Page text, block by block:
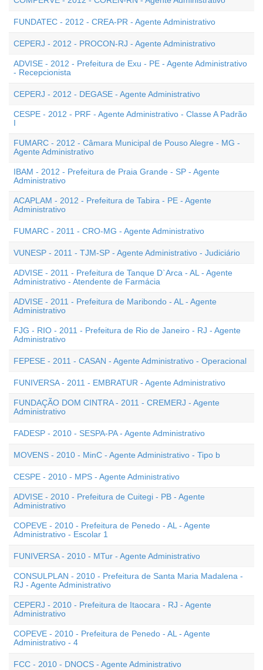
FUNDATEC - 2012 - CREA-PR - Agente Administrativo
CEPERJ - 2012 - PROCON-RJ - Agente Administrativo
ADVISE - 2012 - Prefeitura de Exu - PE - Agente Administrativo
- Recepcionista
CEPERJ - 2012 - DEGASE - Agente Administrativo
CESPE - 2012 - PRF - Agente Administrativo - Classe A Padrão
I
FUMARC - 2012 - Câmara Municipal de Pouso Alegre - MG -
Agente Administrativo
IBAM - 2012 - Prefeitura de Praia Grande - SP - Agente
Administrativo
ACAPLAM - 2012 - Prefeitura de Tabira - PE - Agente
Administrativo
FUMARC - 2011 - CRO-MG - Agente Administrativo
VUNESP - 2011 - TJM-SP - Agente Administrativo - Judiciário
ADVISE - 2011 - Prefeitura de Tanque D`Arca - AL - Agente
Administrativo - Atendente de Farmácia
ADVISE - 2011 - Prefeitura de Maribondo - AL - Agente
Administrativo
FJG - RIO - 2011 - Prefeitura de Rio de Janeiro - RJ - Agente
Administrativo
FEPESE - 2011 - CASAN - Agente Administrativo - Operacional
FUNIVERSA - 2011 - EMBRATUR - Agente Administrativo
FUNDAÇÃO DOM CINTRA - 2011 - CREMERJ - Agente
Administrativo
FADESP - 2010 - SESPA-PA - Agente Administrativo
MOVENS - 2010 - MinC - Agente Administrativo - Tipo b
CESPE - 2010 - MPS - Agente Administrativo
ADVISE - 2010 - Prefeitura de Cuitegi - PB - Agente
Administrativo
COPEVE - 2010 - Prefeitura de Penedo - AL - Agente
Administrativo - Escolar 1
FUNIVERSA - 2010 - MTur - Agente Administrativo
CONSULPLAN - 2010 - Prefeitura de Santa Maria Madalena -
RJ - Agente Administrativo
CEPERJ - 2010 - Prefeitura de Itaocara - RJ - Agente
Administrativo
COPEVE - 2010 - Prefeitura de Penedo - AL - Agente
Administrativo - 4
FCC - 2010 - DNOCS - Agente Administrativo